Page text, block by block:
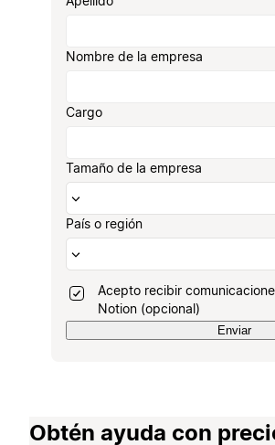
Nombre de la empresa
Cargo
Tamaño de la empresa
País o región
Acepto recibir
Notion (opcional)
Enviar
Obtén ayuda con